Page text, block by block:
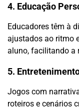
4. Educação
Educadores têm à
ajustados ao ritmo
aluno, facilitando a
5.
Jogos com
roteiros e cenários